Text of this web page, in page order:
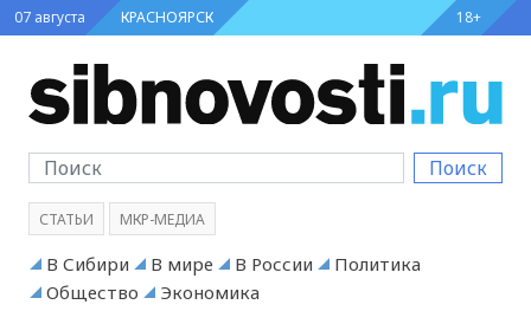
07 августа КРАСНОЯРСК 18+
Поиск
СТАТЬИ МКР-МЕДИА
В Сибири В мире В России
Политика
Общество
Экономика